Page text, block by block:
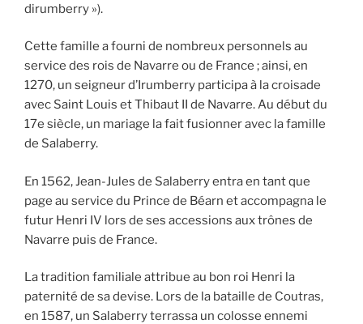
dirumberry »).
Cette famille a fourni de nombreux personnels au
service des rois de Navarre ou de France ; ainsi, en
1270, un seigneur d’Irumberry participa à la croisade
avec Saint Louis et Thibaut II de Navarre. Au début du
17e siècle, un mariage la fait fusionner avec la famille
de Salaberry.
En 1562, Jean-Jules de Salaberry entra en tant que
page au service du Prince de Béarn et accompagna le
futur Henri IV lors de ses accessions aux trônes de
Navarre puis de France.
La tradition familiale attribue au bon roi Henri la
paternité de sa devise. Lors de la bataille de Coutras,
en 1587, un Salaberry terrassa un colosse ennemi